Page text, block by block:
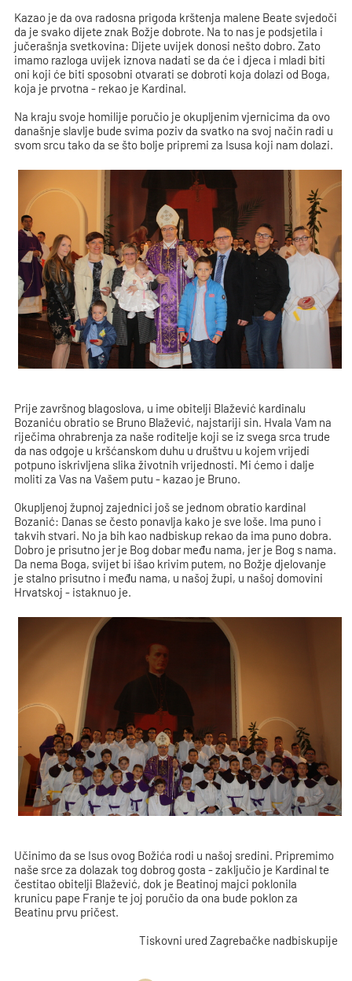
Kazao je da ova radosna prigoda krštenja malene Beate svjedoči
da je svako dijete znak Božje dobrote. Na to nas je podsjetila i
jučerašnja svetkovina: Dijete uvijek donosi nešto dobro. Zato
imamo razloga uvijek iznova nadati se da će i djeca i mladi biti
oni koji će biti sposobni otvarati se dobroti koja dolazi od Boga,
koja je prvotna - rekao je Kardinal.
Na kraju svoje homilije poručio je okupljenim vjernicima da ovo
današnje slavlje bude svima poziv da svatko na svoj način radi u
svom srcu tako da se što bolje pripremi za Isusa koji nam dolazi.
Prije završnog blagoslova, u ime obitelji Blažević kardinalu
Bozaniću obratio se Bruno Blažević, najstariji sin. Hvala Vam na
riječima ohrabrenja za naše roditelje koji se iz svega srca trude
da nas odgoje u kršćanskom duhu u društvu u kojem vrijedi
potpuno iskrivljena slika životnih vrijednosti. Mi ćemo i dalje
moliti za Vas na Vašem putu - kazao je Bruno.
Okupljenoj župnoj zajednici još se jednom obratio kardinal
Bozanić: Danas se često ponavlja kako je sve loše. Ima puno i
takvih stvari. No ja bih kao nadbiskup rekao da ima puno dobra.
Dobro je prisutno jer je Bog dobar među nama, jer je Bog s nama.
Da nema Boga, svijet bi išao krivim putem, no Božje djelovanje
je stalno prisutno i među nama, u našoj župi, u našoj domovini
Hrvatskoj - istaknuo je.
Učinimo da se Isus ovog Božića rodi u našoj sredini. Pripremimo
naše srce za dolazak tog dobrog gosta - zaključio je Kardinal te
čestitao obitelji Blažević, dok je Beatinoj majci poklonila
krunicu pape Franje te joj poručio da ona bude poklon za
Beatinu prvu pričest.
Tiskovni ured Zagrebačke nadbiskupije